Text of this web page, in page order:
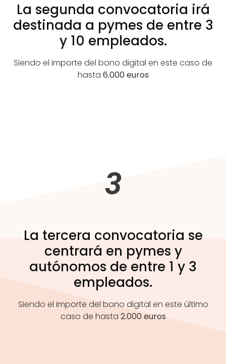
La segunda convocatoria irá
destinada a pymes de entre 3
y 10 empleados.
Siendo el importe del bono digital en este caso de
hasta 6.000 euros
3
La tercera convocatoria se
centrará en pymes y
autónomos de entre 1 y 3
empleados.
Siendo el importe del bono digital en este último
caso de hasta 2.000 euros